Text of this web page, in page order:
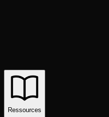
Ressources